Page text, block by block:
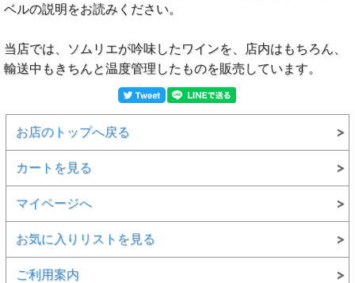
ベルの説明をお読みください。
当店では、ソムリエが吟味したワインを、店内はもちろん、
輸送中もきちんと温度管理したものを販売しています。
お店のトップへ戻る
カートを見る
マイページへ
お気に入りリストを見る
ご利用案内